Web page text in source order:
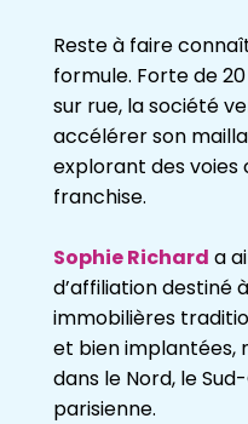
Reste à faire
formule. Forte de
sur rue, la société
accélérer son
explorant des
franchise.
Sophie Richard a
d’affiliation destiné
immobilières
et bien implantées,
dans le Nord, le
parisienne.